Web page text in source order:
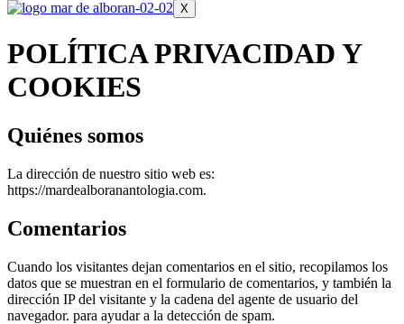
X
POLÍTICA PRIVACIDAD Y
COOKIES
Quiénes somos
La dirección de nuestro sitio web es:
https://mardealboranantologia.com.
Comentarios
Cuando los visitantes dejan comentarios en el sitio, recopilamos los
datos que se muestran en el formulario de comentarios, y también la
dirección IP del visitante y la cadena del agente de usuario del
navegador. para ayudar a la detección de spam.